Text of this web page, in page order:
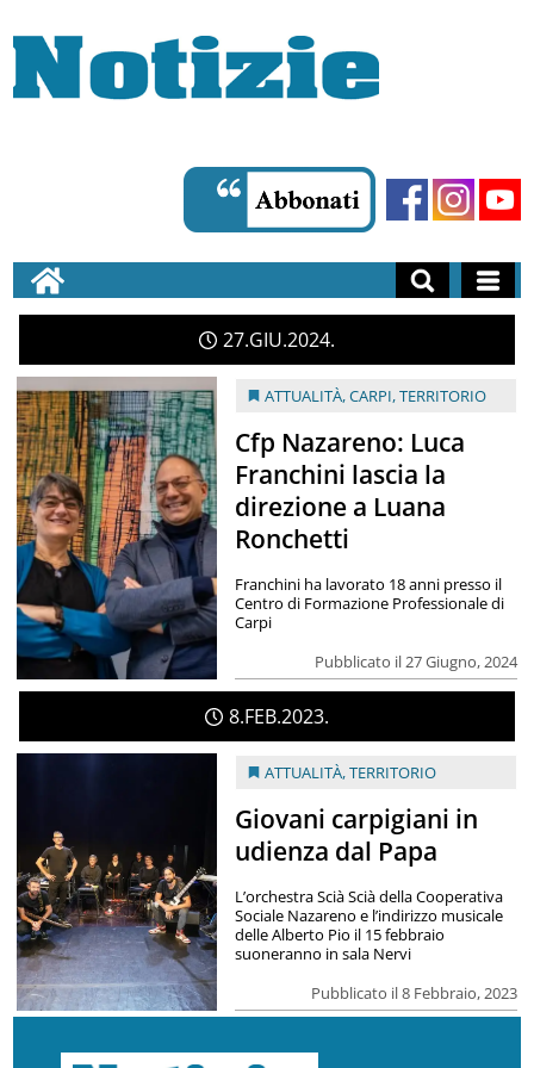
27 GIU 2024
ATTUALITÀ,CARPI,TERRITORIO
Cfp Nazareno: Luca
Franchini lascia la
direzione a Luana
Ronchetti
Pubblicato il 27 Giugno, 2024
Franchini ha lavorato 18 anni presso il
Centro di Formazione Professionale di
Carpi
8 FEB2023
ATTUALITÀ,TERRITORIO
Giovani carpigiani in
udienza dal Papa
Pubblicato il 8 Febbraio, 2023
L’orchestra Scià Scià della Cooperativa
Sociale Nazareno e l’indirizzo musicale
delle Alberto Pio il 15 febbraio
suoneranno in sala Nervi